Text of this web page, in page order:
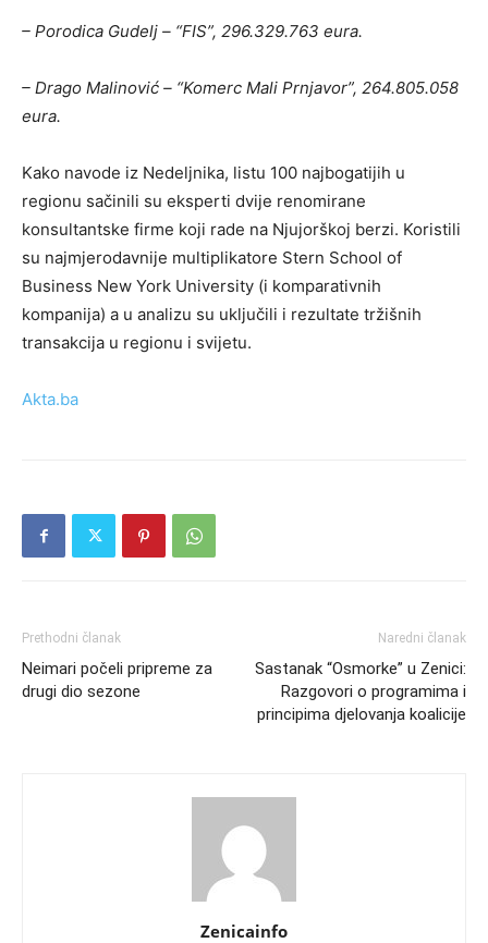
– Porodica Gudelj – “FIS”, 296.329.763 eura.
– Drago Malinović – “Komerc Mali Prnjavor”, 264.805.058
eura.
Kako navode iz Nedeljnika, listu 100 najbogatijih u
regionu sačinili su eksperti dvije renomirane
konsultantske firme koji rade na Njujorškoj berzi. Koristili
su najmjerodavnije multiplikatore Stern School of
Business New York University (i komparativnih
kompanija) a u analizu su uključili i rezultate tržišnih
transakcija u regionu i svijetu.
Akta.ba
Prethodni članak
Neimari počeli pripreme za
drugi dio sezone
Naredni članak
Sastanak “Osmorke” u Zenici:
Razgovori o programima i
principima djelovanja koalicije
Zenicainfo